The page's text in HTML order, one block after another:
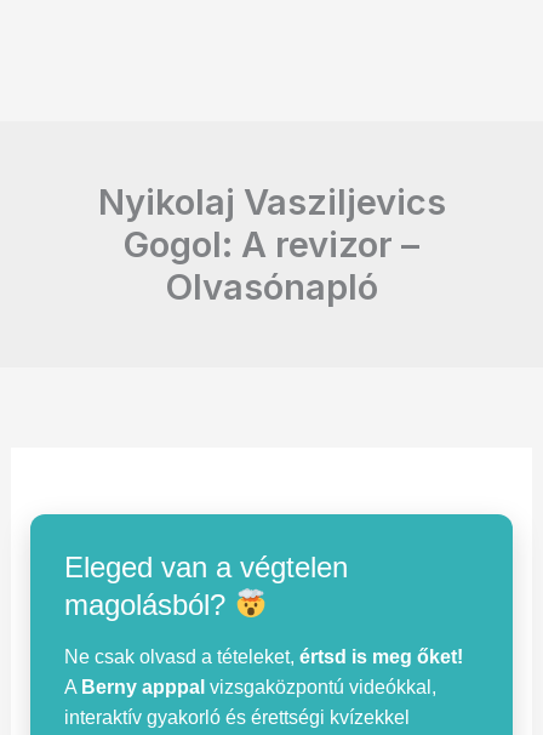
Nyikolaj Vasziljevics
Gogol: A revizor –
Olvasónapló
Eleged van a végtelen
magolásból?
Ne csak olvasd a tételeket,értsd is meg őket!
A Berny apppal vizsgaközpontú videókkal,
interaktív gyakorló és érettségi kvízekkel